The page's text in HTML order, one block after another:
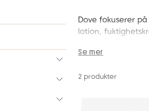
Antall
filtre
Dove fokuserer
lotion,
næring pleie til
Se mer
2 produkter